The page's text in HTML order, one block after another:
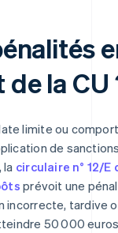
la CU
limite ou
de
circulaire n° 12/E
prévoit une
incorrecte, tardive
50 000